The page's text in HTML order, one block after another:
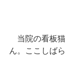
当院の看板
ん。ここしば